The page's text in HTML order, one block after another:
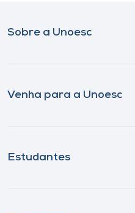
Sobre a Unoesc
Venha para a Unoesc
Estudantes